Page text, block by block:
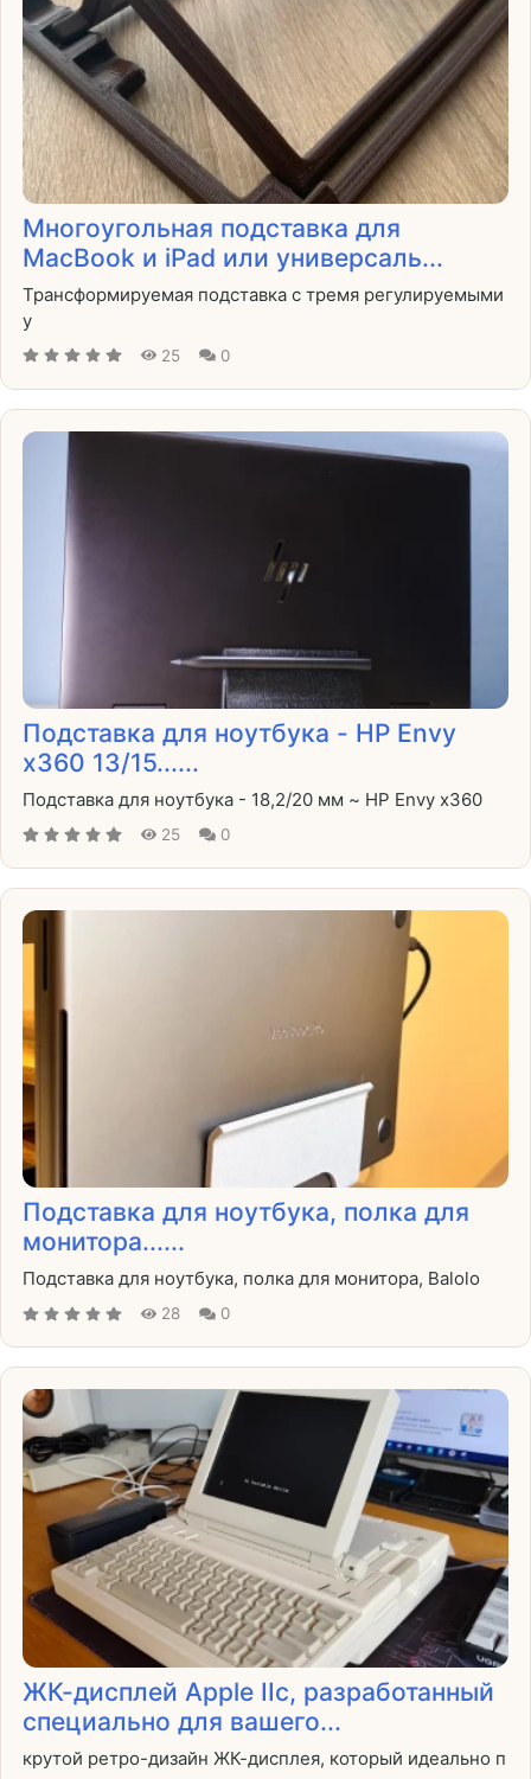
Многоугольная подставка для
MacBook и iPad или универсаль...
Трансформируемая подставка с тремя регулируемыми
у
25 0
Подставка для ноутбука - HP Envy
x360 13/15......
Подставка для ноутбука - 18,2/20 мм ~ HP Envy x360
25 0
Подставка для ноутбука, полка для
монитора......
Подставка для ноутбука, полка для монитора, Balolo
28 0
ЖК-дисплей Apple IIc, разработанный
специально для вашего...
крутой ретро-дизайн ЖК-дисплея, который идеально п